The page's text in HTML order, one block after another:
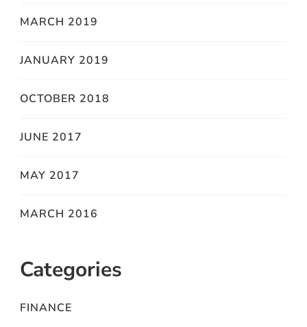
MARCH 2019
JANUARY 2019
OCTOBER 2018
JUNE 2017
MAY 2017
MARCH 2016
Categories
FINANCE